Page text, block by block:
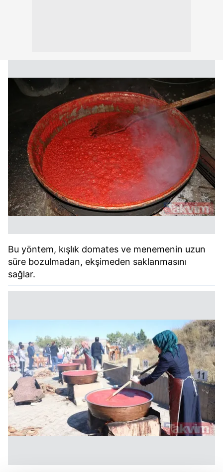
Bu yöntem, kışlık domates ve menemenin uzun
süre bozulmadan, ekşimeden saklanmasını
sağlar.